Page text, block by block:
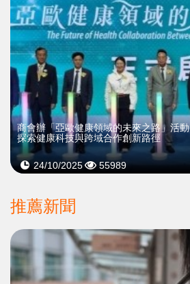
商會辦「亞歐健康領域的未來之路」活動
探索健康科技與跨域合作創新路徑
24/10/2025 55989
推薦新聞